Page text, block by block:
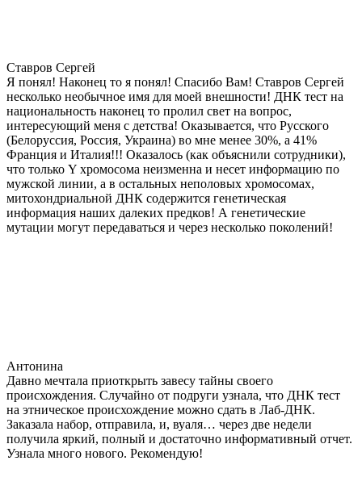
Ставров Сергей
Я понял! Наконец то я понял! Спасибо Вам! Ставров Сергей
несколько необычное имя для моей внешности! ДНК тест на
национальность наконец то пролил свет на вопрос,
интересующий меня с детства! Оказывается, что Русского
(Белоруссия, Россия, Украина) во мне менее 30%, а 41%
Франция и Италия!!! Оказалось (как объяснили сотрудники),
что только Y хромосома неизменна и несет информацию по
мужской линии, а в остальных неполовых хромосомах,
митохондриальной ДНК содержится генетическая
информация наших далеких предков! А генетические
мутации могут передаваться и через несколько поколений!
Антонина
Давно мечтала приоткрыть завесу тайны своего
происхождения. Случайно от подруги узнала, что ДНК тест
на этническое происхождение можно сдать в Лаб-ДНК.
Заказала набор, отправила, и, вуаля… через две недели
получила яркий, полный и достаточно информативный отчет.
Узнала много нового. Рекомендую!